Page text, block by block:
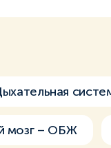
мозг – ОБЖ